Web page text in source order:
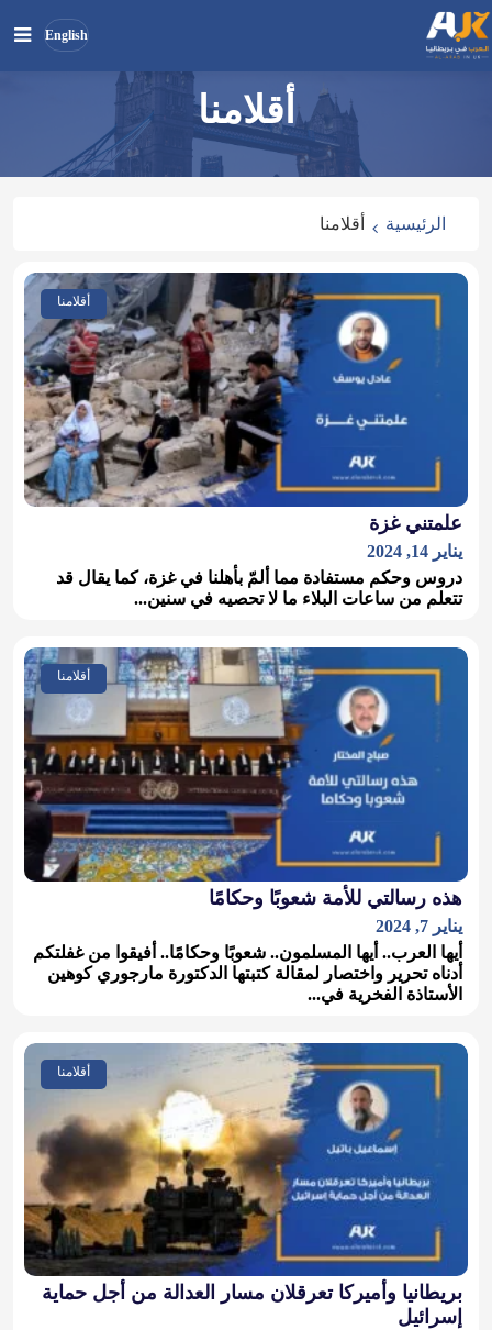
English
أقلامنا
الرئيسية أقلامنا
أقلامنا
علمتني غزة
يناير 14, 2024
دروس وحكم مستفادة مما ألمّ بأهلنا في غزة، كما يقال قد
تتعلم من ساعات البلاء ما لا تحصيه في سنين...
أقلامنا
هذه رسالتي للأمة شعوبًا وحكامًا
يناير 7, 2024
أيها العرب.. أيها المسلمون.. شعوبًا وحكامًا.. أفيقوا من غفلتكم
أدناه تحرير واختصار لمقالة كتبتها الدكتورة مارجوري كوهين
الأستاذة الفخرية في...
أقلامنا
بريطانيا وأميركا تعرقلان مسار العدالة من أجل حماية
إسرائيل